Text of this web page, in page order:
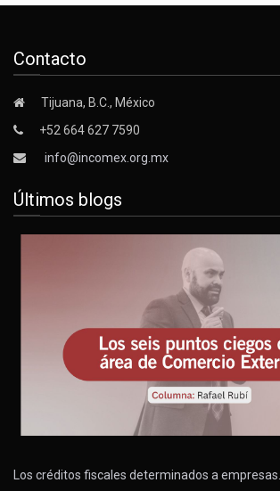
Contacto
Tijuana, B.C., México
+52 664 627 7590
info@incomex.org.mx
Últimos blogs
Los créditos fiscales determinados a empresas…